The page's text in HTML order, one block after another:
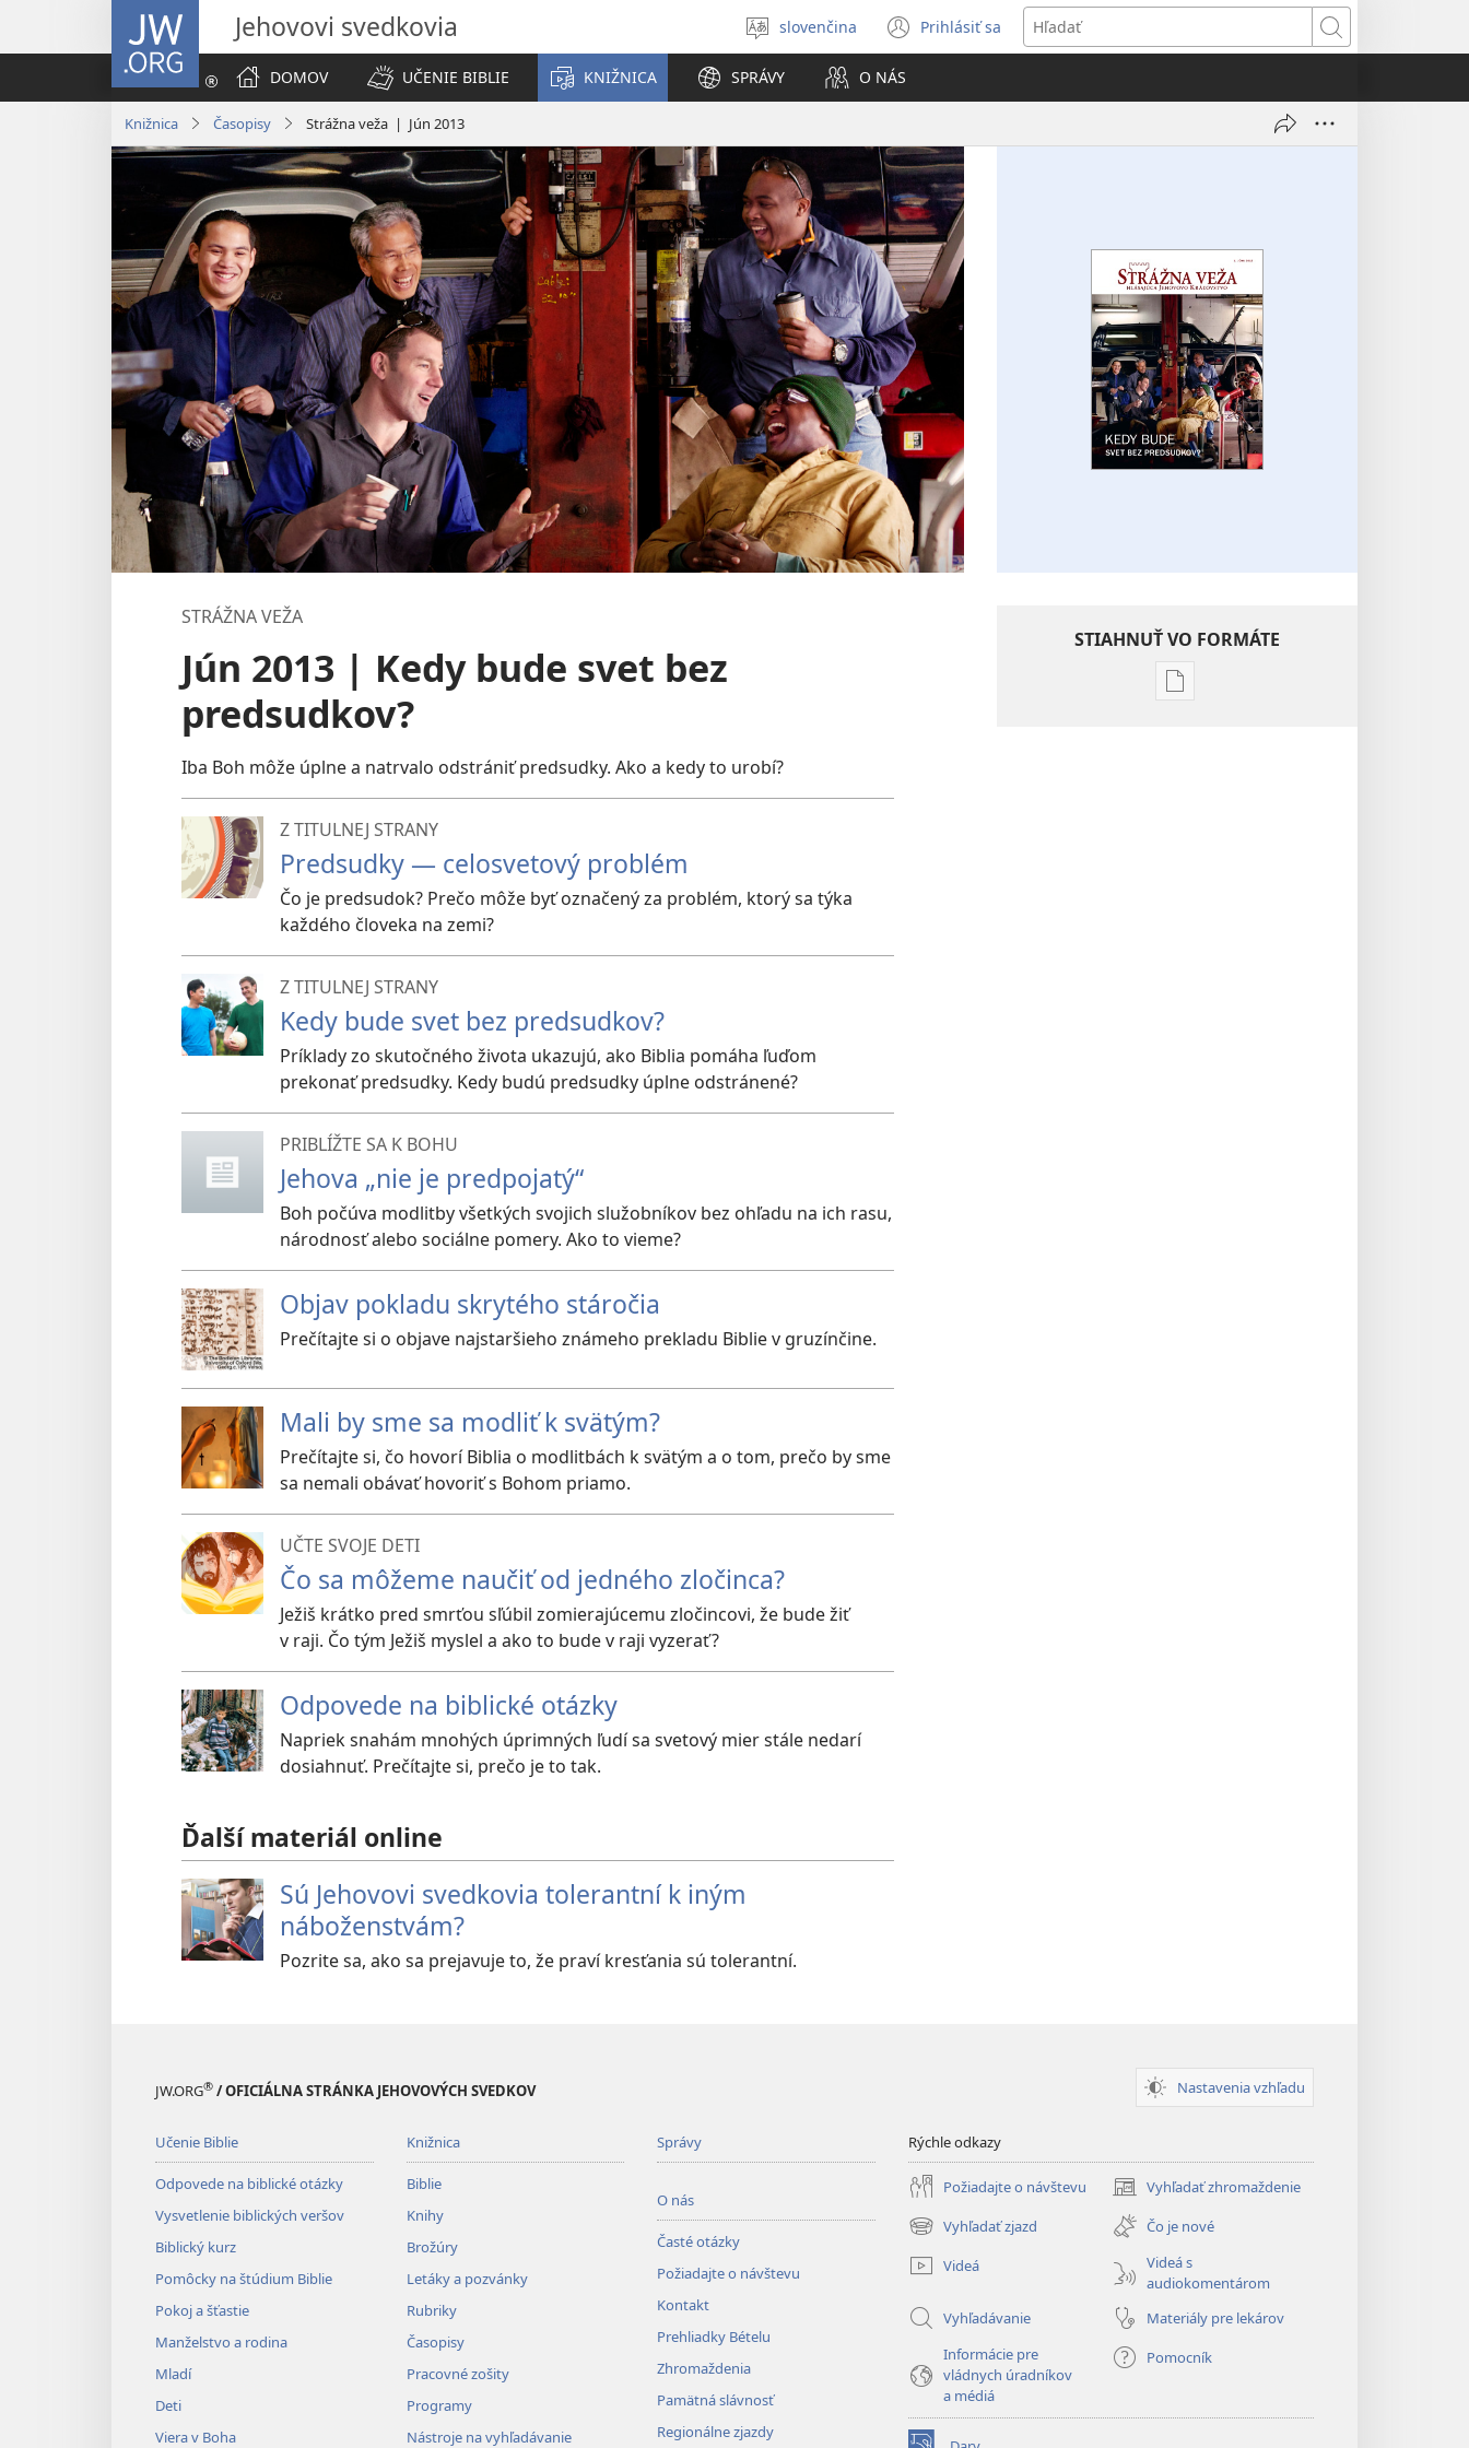
JW.ORG Jehovovi svedkovia
Výber
jazyka
slovenčina Prihlásiť sa
(otvorí
nové
Hľadať
DOMOV
UČENIE BIBLIE KNIŽNICA SPRÁVY O NÁS
Knižnica Časopisy Strážna veža | Jún 2013
STRÁŽNA VEŽA
Jún 2013 | Kedy bude svet bez
predsudkov?
Iba Boh môže úplne a natrvalo odstrániť predsudky. Ako a kedy to urobí?
Z TITULNEJ STRANY
Predsudky — celosvetový problém
Čo je predsudok? Prečo môže byť označený za problém, ktorý sa týka
každého človeka na zemi?
Z TITULNEJ STRANY
Kedy bude svet bez predsudkov?
Príklady zo skutočného života ukazujú, ako Biblia pomáha ľuďom
prekonať predsudky. Kedy budú predsudky úplne odstránené?
PRIBLÍŽTE SA K BOHU
Jehova „nie je predpojatý“
Boh počúva modlitby všetkých svojich služobníkov bez ohľadu na ich rasu,
národnosť alebo sociálne pomery. Ako to vieme?
Objav pokladu skrytého stáročia
Prečítajte si o objave najstaršieho známeho prekladu Biblie v gruzínčine.
Mali by sme sa modliť k svätým?
Prečítajte si, čo hovorí Biblia o modlitbách k svätým a o tom, prečo by sme
sa nemali obávať hovoriť s Bohom priamo.
UČTE SVOJE DETI
Čo sa môžeme naučiť od jedného zločinca?
Ježiš krátko pred smrťou sľúbil zomierajúcemu zločincovi, že bude žiť
v raji. Čo tým Ježiš myslel a ako to bude v raji vyzerať?
Odpovede na biblické otázky
Napriek snahám mnohých úprimných ľudí sa svetový mier stále nedarí
dosiahnuť. Prečítajte si, prečo je to tak.
Ďalší materiál online
Sú Jehovovi svedkovia tolerantní k iným
náboženstvám?
Pozrite sa, ako sa prejavuje to, že praví kresťania sú tolerantní.
STIAHNUŤ VO FORMÁTE
Možnosti
JW.ORG® / OFICIÁLNA STRÁNKA JEHOVOVÝCH SVEDKOV Nastavenia vzhľadu
Učenie Biblie
Odpovede na biblické otázky
Vysvetlenie biblických veršov
Biblický kurz
Pomôcky na štúdium Biblie
Pokoj a šťastie
Manželstvo a rodina
Mladí
Deti
Viera v Boha
Knižnica
Biblie
Knihy
Brožúry
Letáky a pozvánky
Rubriky
Časopisy
Pracovné zošity
Programy
Nástroje na vyhľadávanie
Správy
O nás
Časté otázky
Požiadajte o návštevu
Kontakt
Prehliadky Bételu
Zhromaždenia
Pamätná slávnosť
Regionálne zjazdy
Rýchle odkazy
Požiadajte o návštevu Vyhľadať zhromaždenie
(otvorí
nové
okno)
Vyhľadať zjazd
(otvorí
nové
okno)
Čo je nové
Videá
Videá s
audiokomentárom
Vyhľadávanie
Materiály pre lekárov
Informácie pre
vládnych úradníkov
a médiá
Pomocník